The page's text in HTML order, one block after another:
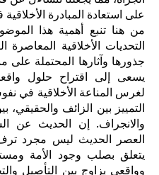
على استعادة المبادرة
من هنا تنبع أهمية هذا
التحديات الأخلاقية
جذورها وآثارها المحتملة على
يسعى إلى اقتراح حلول
لغرس المناعة الأخلاقية في
التمييز بين الزائف والحقيقي،
والانجراف. إن الحديث عن
العصر الحديث ليس مجرد
يتعلق بصلب وجود الأمة
وواقعي يزاوج بين التأصيل